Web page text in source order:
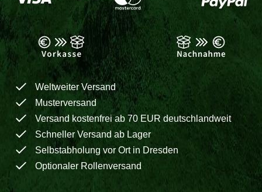
Weltweiter Versand
Musterversand
Versand kostenfrei ab 70 EUR deutschlandweit
Schneller Versand ab Lager
Selbstabholung vor Ort in Dresden
Optionaler Rollenversand